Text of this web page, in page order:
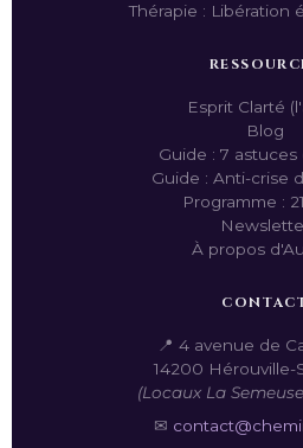
Thérapie : Libération
Esprit Clarté
Blog
Guide : 7
Guide : Anti-crise
Programme :
À propos
📍 4 avenue de
14200 Hérouville-
(Locaux La
✉